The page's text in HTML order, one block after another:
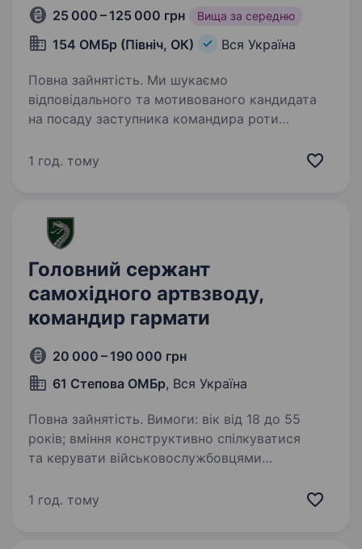
25 000 – 125 000 грн Вища за середню
154 ОМБр (Північ, ОК) Вся Україна
Повна зайнятість. Ми шукаємо
відповідального та мотивованого кандидата
на посаду заступника командира роти
154-ої окремої механізованої бригади 16-го
1 год. тому
Головний сержант
самохідного артвзводу,
командир гармати
20 000 – 190 000 грн
61 Степова ОМБр, Вся Україна
Повна зайнятість. Вимоги: вік від 18 до 55
років; вміння конструктивно спілкуватися
та керувати військовослужбовцями
знання тактики та стратегії ведення бойових
1 год. тому